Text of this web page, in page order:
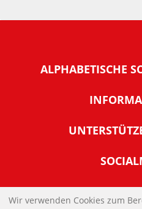
ALPHABETISCHE
Warum
Tipps zur Nutzung
Banner und E-
Werden Sie
Wir verwenden Cookies zum